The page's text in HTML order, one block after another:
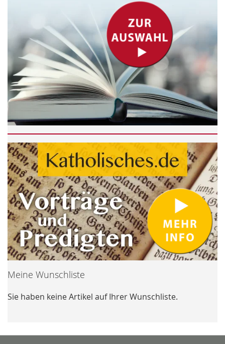
Meine Wunschliste
Sie haben keine Artikel auf Ihrer Wunschliste.